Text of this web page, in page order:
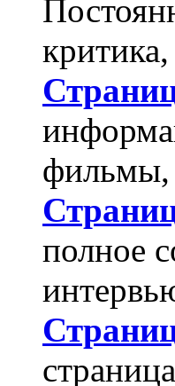
фильмы,
полное